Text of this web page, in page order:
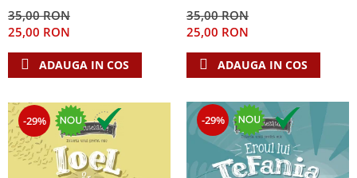
Dezvoltare personala
Mediu
35,00 RON
25,00 RON
ADAUGA IN COS
35,00 RON
25,00 RON
ADAUGA IN COS
-29% -29%